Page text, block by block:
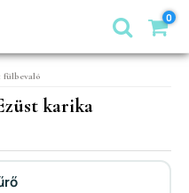
0
fülbevaló
karika